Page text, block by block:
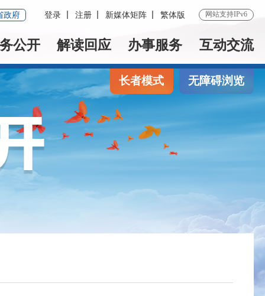
政府 登录 注册 新媒体矩阵 繁体版 网站支持IPv6
公开 解读回应 办事服务 互动交流
长者模式 无障碍浏览